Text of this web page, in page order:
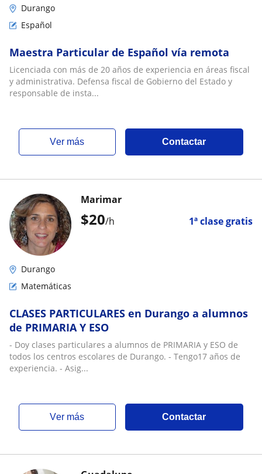
Durango
Español
Maestra Particular de Español vía remota
Licenciada con más de 20 años de experiencia en áreas fiscal
y administrativa. Defensa fiscal de Gobierno del Estado y
responsable de insta...
ver más Contactar
$20/h 1ª clase gratis
Marimar
Durango
Matemáticas
CLASES PARTICULARES en Durango a alumnos
de PRIMARIA Y ESO
- Doy clases particulares a alumnos de PRIMARIA y ESO de
todos los centros escolares de Durango. - Tengo17 años de
experiencia. - Asig...
ver más Contactar